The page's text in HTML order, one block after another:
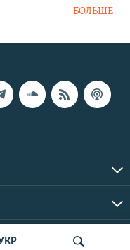
БОЛЬШЕ
| Все права защищены.